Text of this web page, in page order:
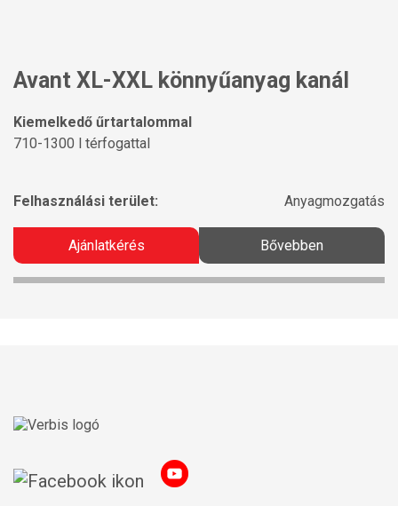
Avant XL-XXL könnyűanyag kanál
Kiemelkedő űrtartalommal
710-1300 l térfogattal
Felhasználási terület: Anyagmozgatás
Ajánlatkérés Bővebben